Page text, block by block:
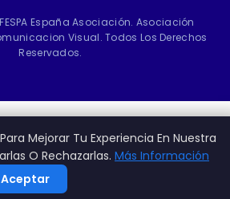
España Asociación. Asociación
Visual. Todos Los Derechos
Reservados.
Mejorar Tu Experiencia En Nuestra
O Rechazarlas. Más Información
Aceptar